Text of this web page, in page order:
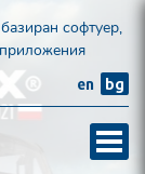
софтуер,
en bg